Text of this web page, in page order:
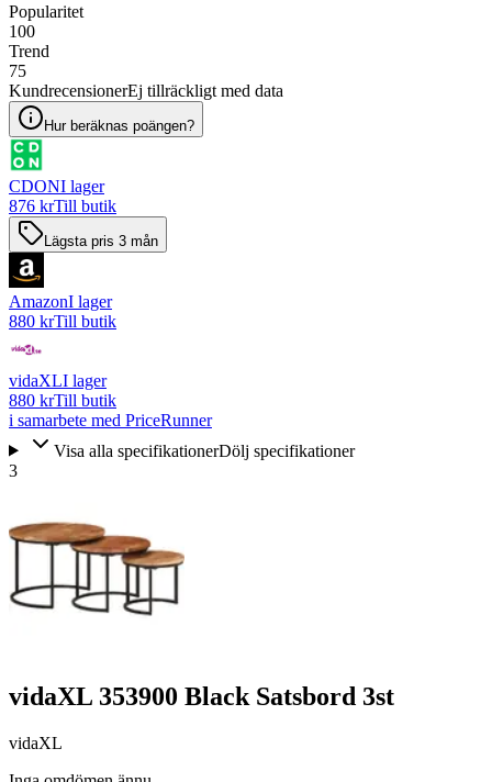
Popularitet
100
Trend
75
KundrecensionerEj tillräckligt med data
Hur beräknas poängen?
CDONI lager
876 krTill butik
Lägsta pris 3 mån
AmazonI lager
880 krTill butik
vidaXLI lager
880 krTill butik
i samarbete med PriceRunner
Visa alla specifikationerDölj specifikationer
3
vidaXL 353900 Black Satsbord 3st
vidaXL